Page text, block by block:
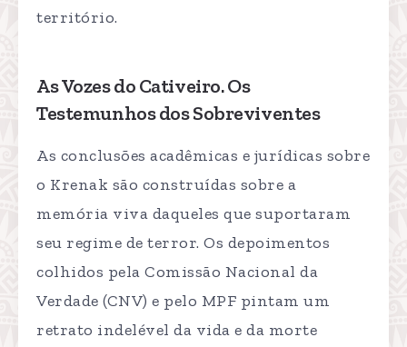
território.
As Vozes do Cativeiro. Os
Testemunhos dos Sobreviventes
As conclusões acadêmicas e jurídicas sobre
o Krenak são construídas sobre a
memória viva daqueles que suportaram
seu regime de terror. Os depoimentos
colhidos pela Comissão Nacional da
Verdade (CNV) e pelo MPF pintam um
retrato indelével da vida e da morte